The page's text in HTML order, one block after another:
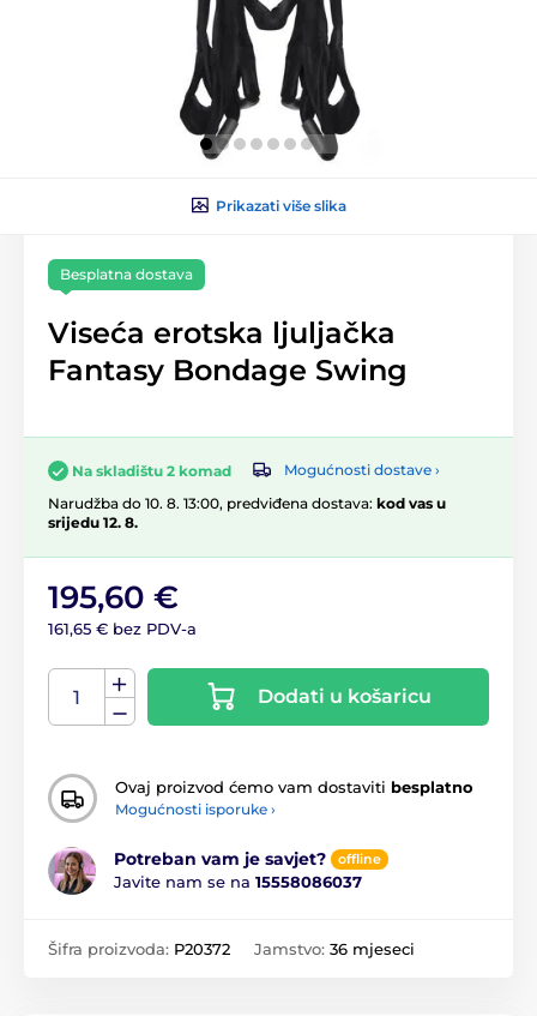
Prikazati više slika
Besplatna dostava
Viseća erotska ljuljačka
Fantasy Bondage Swing
Na skladištu 2 komad
Mogućnosti dostave ›
Narudžba do 10. 8. 13:00, predviđena dostava: kod vas u
srijedu 12. 8.
195,60 €
161,65 € bez PDV-a
Dodati u košaricu
Ovaj proizvod ćemo vam dostaviti besplatno
Mogućnosti isporuke ›
Potreban vam je savjet? offline
Javite nam se na 15558086037
Šifra proizvoda: P20372 Jamstvo: 36 mjeseci